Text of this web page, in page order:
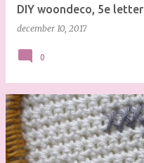
DIY woondeco, 5e letter
december 10, 2017
0